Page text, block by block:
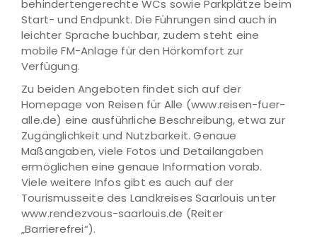
behindertengerechte WCs sowie Parkplätze beim
Start- und Endpunkt. Die Führungen sind auch in
leichter Sprache buchbar, zudem steht eine
mobile FM-Anlage für den Hörkomfort zur
Verfügung.
Zu beiden Angeboten findet sich auf der
Homepage von Reisen für Alle (www.reisen-fuer-
alle.de) eine ausführliche Beschreibung, etwa zur
Zugänglichkeit und Nutzbarkeit. Genaue
Maßangaben, viele Fotos und Detailangaben
ermöglichen eine genaue Information vorab.
Viele weitere Infos gibt es auch auf der
Tourismusseite des Landkreises Saarlouis unter
www.rendezvous-saarlouis.de (Reiter
„Barrierefrei“).